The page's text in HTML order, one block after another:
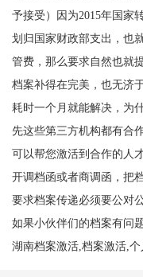
予接受）因为2015年国家
划归国家财政部支出，也
管费，那么要求自然也就
档案补得在完美，也无济
耗时一个月就能解决，为
先这些第三方机构都有合
可以帮您激活到合作的人
开调档函或者商调函，把
要求档案传递必须要公对公
如果小伙伴们的档案有问
湖南档案激活,档案激活,